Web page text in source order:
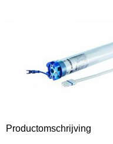
Productomschrijving